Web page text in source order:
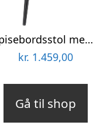
Spisebordsstol med armlæn Kave Home Konna fløjl mørkegrå
kr. 1.459,00
Gå til shop